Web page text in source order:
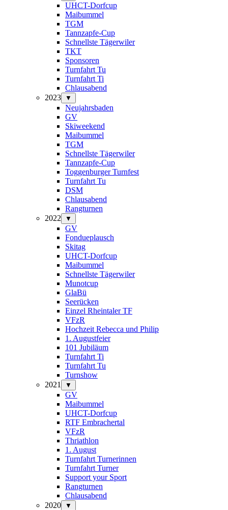
UHCT-Dorfcup
Maibummel
TGM
Tannzapfe-Cup
Schnellste Tägerwiler
TKT
Sponsoren
Turnfahrt Tu
Turnfahrt Ti
Chlausabend
2023
▼
Neujahrsbaden
GV
Skiweekend
Maibummel
TGM
Schnellste Tägerwiler
Tannzapfe-Cup
Toggenburger Turnfest
Turnfahrt Tu
DSM
Chlausabend
Rangturnen
2022
▼
GV
Fondueplausch
Skitag
UHCT-Dorfcup
Maibummel
Schnellste Tägerwiler
Munotcup
GlaBü
Seerücken
Einzel Rheintaler TF
VFzR
Hochzeit Rebecca und Philip
1. Augustfeier
101 Jubiläum
Turnfahrt Ti
Turnfahrt Tu
Turnshow
2021
▼
GV
Maibummel
UHCT-Dorfcup
RTF Embrachertal
VFzR
Thriathlon
1. August
Turnfahrt Turnerinnen
Turnfahrt Turner
Support your Sport
Rangturnen
Chlausabend
2020
▼